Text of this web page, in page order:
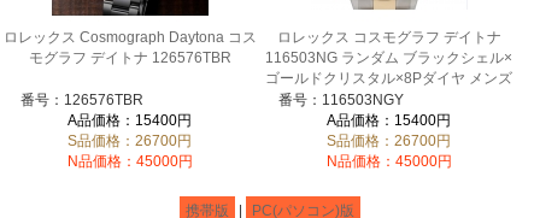
ロレックス Cosmograph Daytona コス
モグラフ デイトナ 126576TBR
番号：126576TBR
A品価格：15400円
S品価格：26700円
N品価格：45000円
ロレックス コスモグラフ デイトナ
116503NG ランダム ブラックシェル×
ゴールドクリスタル×8Pダイヤ メンズ
番号：116503NGY
A品価格：15400円
S品価格：26700円
N品価格：45000円
携帯版 PC(パソコン)版